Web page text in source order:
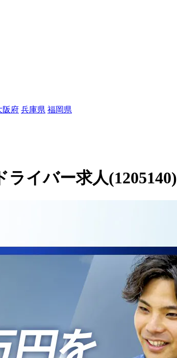
阪府 兵庫県 福岡県
イバー求人(1205140)